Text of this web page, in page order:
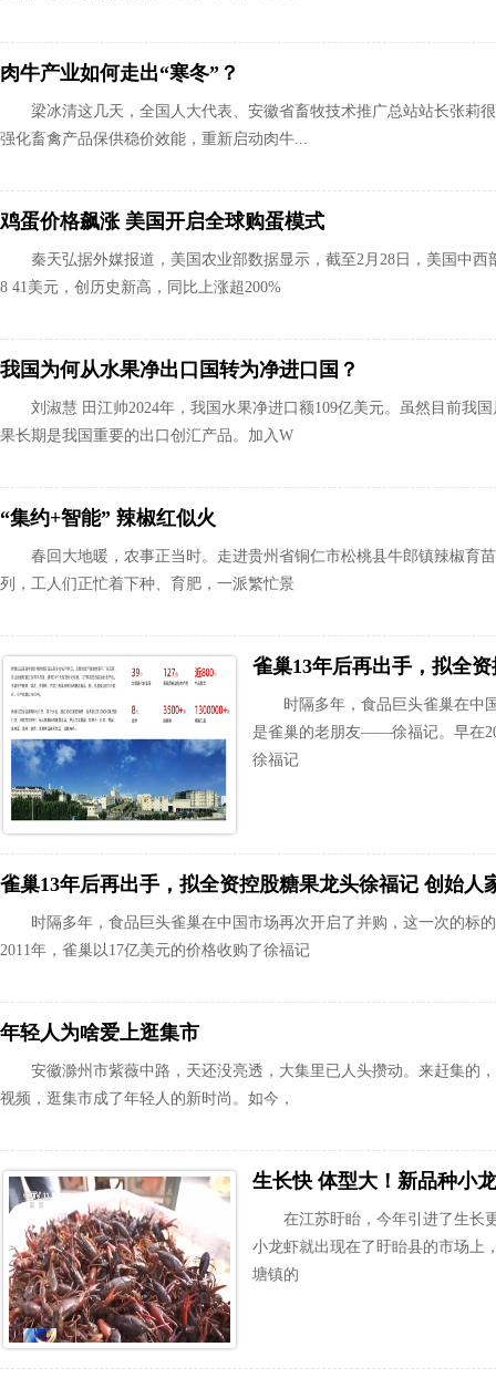
肉牛产业如何走出“寒冬”？
梁冰清这几天，全国人大代表、安徽省畜牧技术推广总站站长张
强化畜禽产品保供稳价效能，重新启动肉牛...
鸡蛋价格飙涨 美国开启全球购蛋模式
秦天弘据外媒报道，美国农业部数据显示，截至2月28日，美国中
8 41美元，创历史新高，同比上涨超200%
我国为何从水果净出口国转为净进口国？
刘淑慧 田江帅2024年，我国水果净进口额109亿美元。虽然目前我
果长期是我国重要的出口创汇产品。加入W
“集约+智能” 辣椒红似火
春回大地暖，农事正当时。走进贵州省铜仁市松桃县牛郎镇辣椒育
列，工人们正忙着下种、育肥，一派繁忙景
时隔多年，食品巨头雀巢在中
是雀巢的老朋友——徐福记。早在
徐福记
雀巢13年后再出手，拟全资控股糖果龙头徐福记 创始人
时隔多年，食品巨头雀巢在中国市场再次开启了并购，这一次的
2011年，雀巢以17亿美元的价格收购了徐福记
年轻人为啥爱上逛集市
安徽滁州市紫薇中路，天还没亮透，大集里已人头攒动。来赶集的
视频，逛集市成了年轻人的新时尚。如今，
生长快 体型大！新品种小
在江苏盱眙，今年引进了生长
小龙虾就出现在了盱眙县的市场上
塘镇的